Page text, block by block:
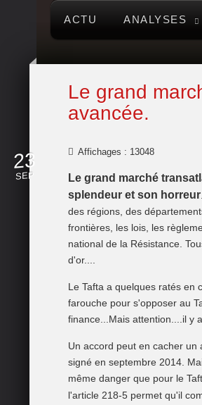
ACTU ANALYSES
Le grand
avancée.
23
SEP
Affichages : 13048
Le grand marché
splendeur et son horreur
des régions, des
frontières, les lois, les
national de la Résistance.
d'or....
Le Tafta a quelques ratés en
farouche pour s'opposer au
finance...Mais attention....il y
Un accord peut en cacher
signé en septembre 2014.
même danger que pour le
l'article 218-5 permet qu'il